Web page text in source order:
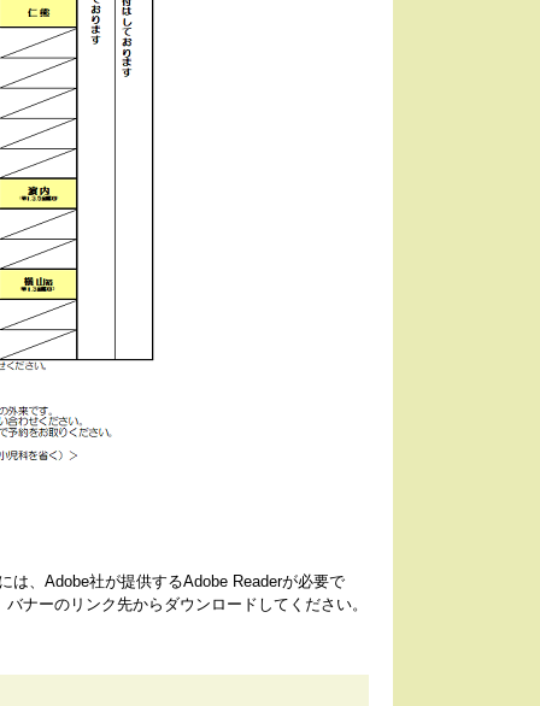
は、Adobe社が提供するAdobe Readerが必要で
ナーのリンク先からダウンロードしてください。